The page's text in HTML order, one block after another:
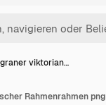
viktorian…
Rahmenrahmen png